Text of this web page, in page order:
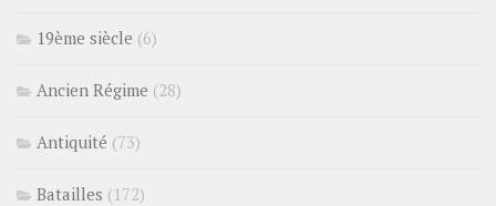
19ème siècle (6)
Ancien Régime (28)
Antiquité (73)
Batailles (172)